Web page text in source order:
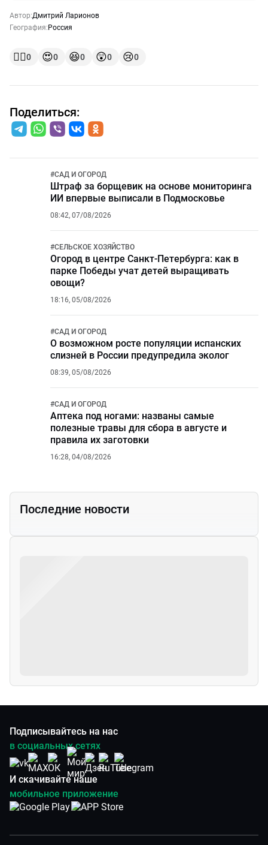
Автор:Дмитрий Ларионов
География: Россия
👍🏻0 😍0 😆0 😲0 😢0
Поделиться:
#САД И ОГОРОД
Штраф за борщевик на основе мониторинга
ИИ впервые выписали в Подмосковье
08:42, 07/08/2026
#СЕЛЬСКОЕ ХОЗЯЙСТВО
Огород в центре Санкт-Петербурга: как в
парке Победы учат детей выращивать
овощи?
18:16, 05/08/2026
#САД И ОГОРОД
О возможном росте популяции испанских
слизней в России предупредила эколог
08:39, 05/08/2026
#САД И ОГОРОД
Аптека под ногами: названы самые
полезные травы для сбора в августе и
правила их заготовки
16:28, 04/08/2026
Последние новости
Подписывайтесь на нас
в социальных сетях
И скачивайте наше
мобильное приложение